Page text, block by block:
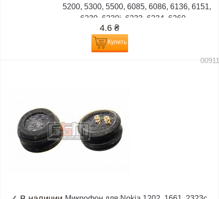
5200, 5300, 5500, 6085, 6086, 6136, 6151,
6230, 6230i, 6233, 6234, 6260,...
4.6 ₴
Купить